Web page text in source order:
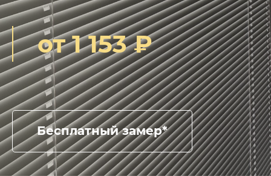
от 1 153 ₽
Бесплатный замер*